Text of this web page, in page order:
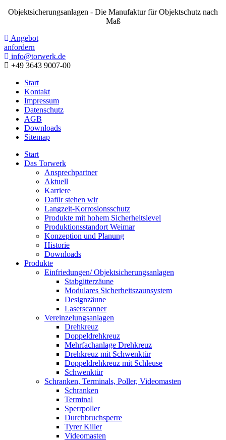
Objektsicherungsanlagen - Die Manufaktur für Objektschutz nach
Maß
Angebot
anfordern
info@torwerk.de
+49 3643 9007-00
Start
Kontakt
Impressum
Datenschutz
AGB
Downloads
Sitemap
Start
Das Torwerk
Ansprechpartner
Aktuell
Karriere
Dafür stehen wir
Langzeit-Korrosionsschutz
Produkte mit hohem Sicherheitslevel
Produktionsstandort Weimar
Konzeption und Planung
Historie
Downloads
Produkte
Einfriedungen/ Objektsicherungsanlagen
Stabgitterzäune
Modulares Sicherheitszaunsystem
Designzäune
Laserscanner
Vereinzelungsanlagen
Drehkreuz
Doppeldrehkreuz
Mehrfachanlage Drehkreuz
Drehkreuz mit Schwenktür
Doppeldrehkreuz mit Schleuse
Schwenktür
Schranken, Terminals, Poller, Videomasten
Schranken
Terminal
Sperrpoller
Durchbruchsperre
Tyrer Killer
Videomasten